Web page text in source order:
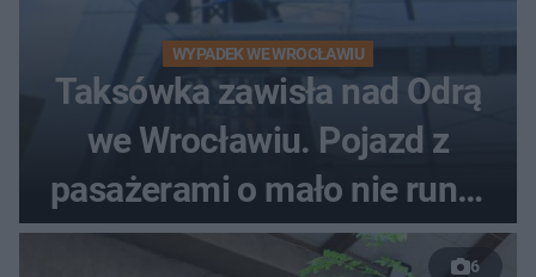
WYPADEK WE WROCŁAWIU
Taksówka zawisła nad Odrą
we Wrocławiu. Pojazd z
pasażerami o mało nie runął
do rzeki
6